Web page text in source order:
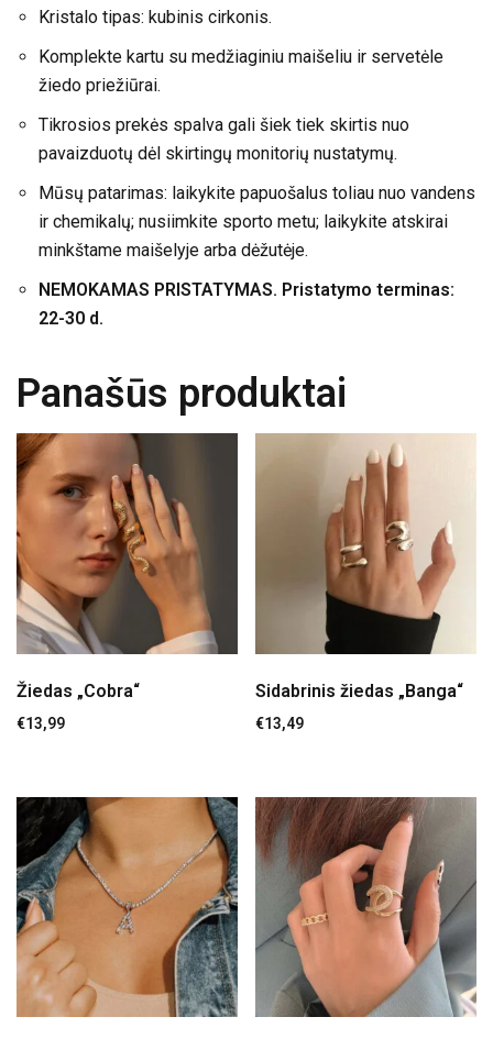
Kristalo tipas: kubinis cirkonis.
Komplekte kartu su medžiaginiu maišeliu ir servetėle
žiedo priežiūrai.
Tikrosios prekės spalva gali šiek tiek skirtis nuo
pavaizduotų dėl skirtingų monitorių nustatymų.
Mūsų patarimas: laikykite papuošalus toliau nuo vandens
ir chemikalų; nusiimkite sporto metu; laikykite atskirai
minkštame maišelyje arba dėžutėje.
NEMOKAMAS PRISTATYMAS. Pristatymo terminas:
22-30 d.
Panašūs produktai
Žiedas „Cobra“
€13,99
Sidabrinis žiedas „Banga“
€13,49